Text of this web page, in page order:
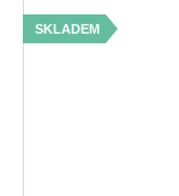
SKLADEM